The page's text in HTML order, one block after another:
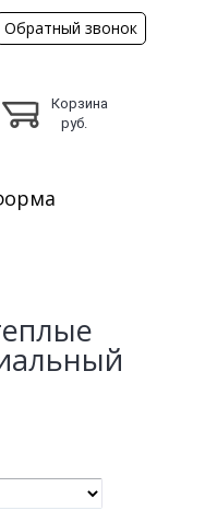
Обратный звонок
Корзина
руб.